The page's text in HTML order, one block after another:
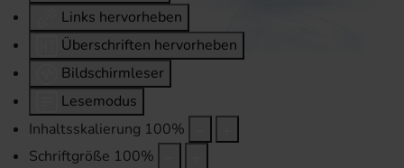
Links hervorheben
Überschriften hervorheben
Bildschirmleser
Lesemodus
Inhaltsskalierung 100%
Schriftgröße 100%